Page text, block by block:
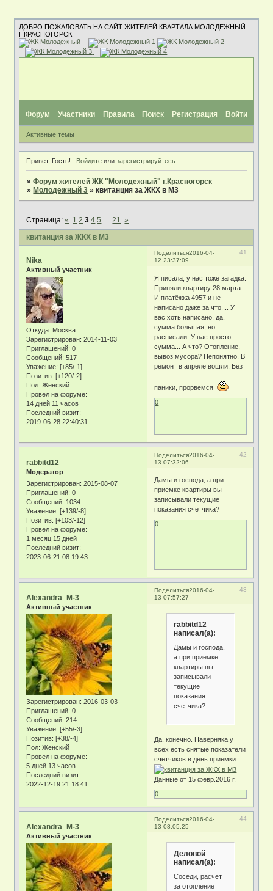
ДОБРО ПОЖАЛОВАТЬ НА САЙТ ЖИТЕЛЕЙ КВАРТАЛА МОЛОДЕЖНЫЙ
Г.КРАСНОГОРСК
Форум Участники Правила Поиск Регистрация Войти
Активные темы
Привет, Гость! Войдитеили зарегистрируйтесь.
»Форум жителей ЖК "Молодежный" г.Красногорск
» Молодежный 3 »квитанция за ЖКХ в М3
квитанция за ЖКХ в М3
Страница:« 1 2 3 4 5 21 »
Поделиться 41
2016-04-
12 23:37:09
Nika
Активный участник
Откуда: Москва
Зарегистрирован: 2014-11-03
Приглашений: 0
Сообщений: 517
Уважение: [+85/-1]
Позитив: [+120/-2]
Пол: Женский
Провел на форуме:
14 дней 11 часов
Последний визит:
2019-06-28 22:40:31
Я писала, у нас тоже загадка.
Приняли квартиру 28 марта.
И платёжка 4957 и не
написано даже за что.... У
вас хоть написано, да,
сумма большая, но
расписали. У нас просто
сумма... А что? Отопление,
вывоз мусора? Непонятно. В
ремонт в апреле вошли. Без
паники, прорвемся
0
Поделиться 42
2016-04-
13 07:32:06
rabbitd12
Модератор
Зарегистрирован: 2015-08-07
Приглашений: 0
Сообщений: 1034
Уважение: [+139/-8]
Позитив: [+103/-12]
Провел на форуме:
1 месяц 15 дней
Последний визит:
2023-06-21 08:19:43
Дамы и господа, а при
приемке квартиры вы
записывали текущие
показания счетчика?
0
Поделиться 43
2016-04-
13 07:57:27
Alexandra_M-3
Активный участник
Зарегистрирован: 2016-03-03
Приглашений: 0
Сообщений: 214
Уважение: [+55/-3]
Позитив: [+38/-4]
Пол: Женский
Провел на форуме:
5 дней 13 часов
Последний визит:
2022-12-19 21:18:41
rabbitd12
написал(а):
Дамы и господа,
а при приемке
квартиры вы
записывали
текущие
показания
счетчика?
Да, конечно. Наверняка у
всех есть снятые показатели
счётчиков в день приёмки.
Данные от 15 февр.2016 г.
0
Поделиться 44
2016-04-
13 08:05:25
Alexandra_M-3
Активный участник
Деловой
написал(а):
Соседи, расчет
за отопление